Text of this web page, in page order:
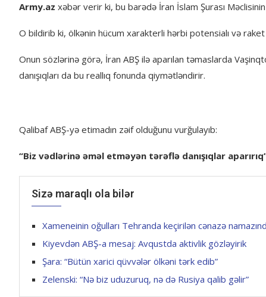
Army.az xəbər verir ki, bu barədə İran İslam Şurası
O bildirib ki, ölkənin hücum xarakterli hərbi potensialı və
Onun sözlərinə görə, İran ABŞ ilə aparılan təmaslarda
danışıqları da bu reallıq fonunda qiymətləndirir.
Qalibaf ABŞ-yə etimadın zəif olduğunu vurğulayıb:
“Biz vədlərinə əməl etməyən tərəflə danışıqlar
Sizə maraqlı ola bilər
Xameneinin oğulları Tehranda keçirilən cənazə
Kiyevdən ABŞ-a mesaj: Avqustda aktivlik gözləyirik
Şara: “Bütün xarici qüvvələr ölkəni tərk edib”
Zelenski: “Nə biz uduzuruq, nə də Rusiya qalib gəlir”